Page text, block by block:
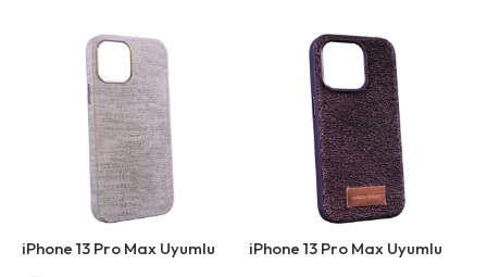
iPhone 13 Pro Max Uyumlu
iPhone 13 Pro Max Uyumlu